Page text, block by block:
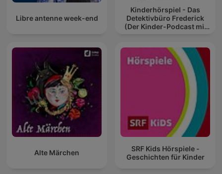
Libre antenne week-end
Kinderhörspiel - Das
Detektivbüro Frederick
(Der Kinder-Podcast mit
Alte Märchen
SRF Kids Hörspiele -
Geschichten für Kinder